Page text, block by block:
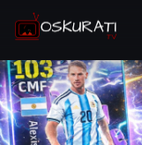
V
i
d
e